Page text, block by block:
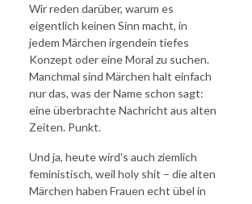
Wir reden darüber, warum es
eigentlich keinen Sinn macht, in
jedem Märchen irgendein tiefes
Konzept oder eine Moral zu suchen.
Manchmal sind Märchen halt einfach
nur das, was der Name schon sagt:
eine überbrachte Nachricht aus alten
Zeiten. Punkt.
Und ja, heute wird's auch ziemlich
feministisch, weil holy shit – die alten
Märchen haben Frauen echt übel in